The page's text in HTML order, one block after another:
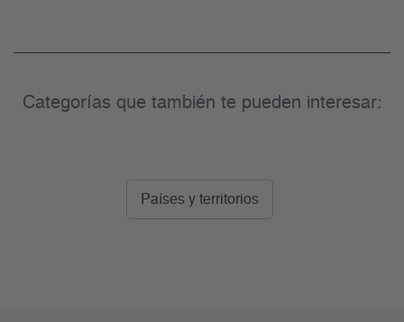
Categorías que también te pueden interesar:
Países y territorios